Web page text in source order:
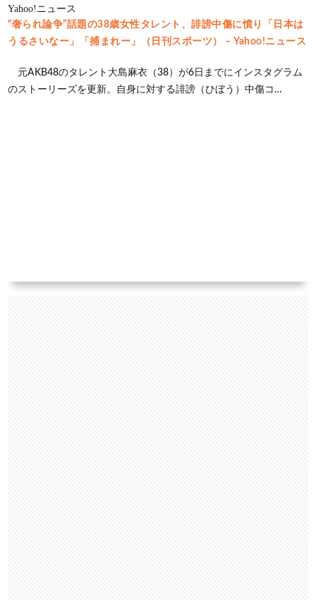
Yahoo!ニュース
“奢られ論争”話題の38歳女性タレント、誹謗中傷に憤り「日本は
うるさいなー」「捕まれー」（日刊スポーツ） – Yahoo!ニュース
元AKB48のタレント大島麻衣（38）が6日までにインスタグラム
のストーリーズを更新。自身に対する誹謗（ひぼう）中傷コ…